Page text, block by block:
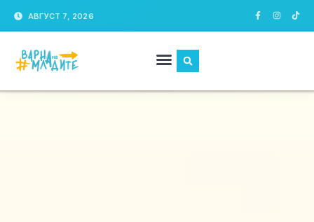
АВГУСТ 7, 2026